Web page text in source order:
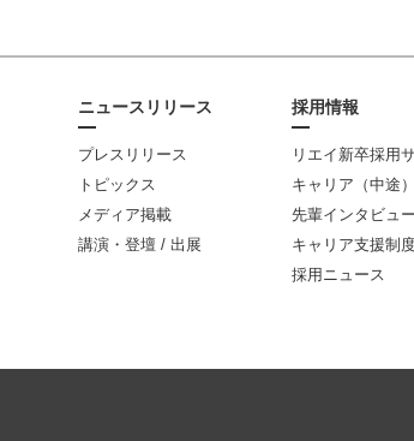
ニュースリリース
プレスリリース
トピックス
メディア掲載
講演・登壇 / 出展
採用情報
リエイ新卒採用
キャリア（中途
先輩インタビュ
キャリア支援制
採用ニュース